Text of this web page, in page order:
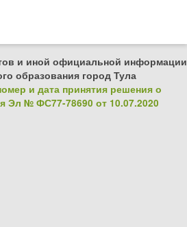
и иной официальной информации
образования город Тула
и дата принятия решения о
Эл № ФС77-78690 от 10.07.2020